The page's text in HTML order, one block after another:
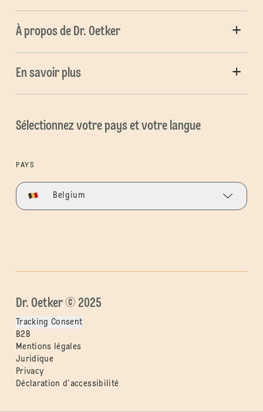
À propos de Dr. Oetker
En savoir plus
Sélectionnez votre pays et votre langue
PAYS
Belgium
Dr. Oetker © 2025
Tracking Consent
B2B
Mentions légales
Juridique
Privacy
Déclaration d'accessibilité